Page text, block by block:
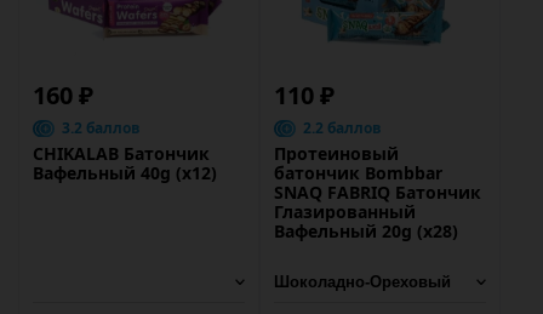
160 ₽
3.2 баллов
CHIKALAB Батончик
Вафельный 40g (х12)
110 ₽
2.2 баллов
Протеиновый
батончик Bombbar
SNAQ FABRIQ Батончик
Глазированный
Вафельный 20g (х28)